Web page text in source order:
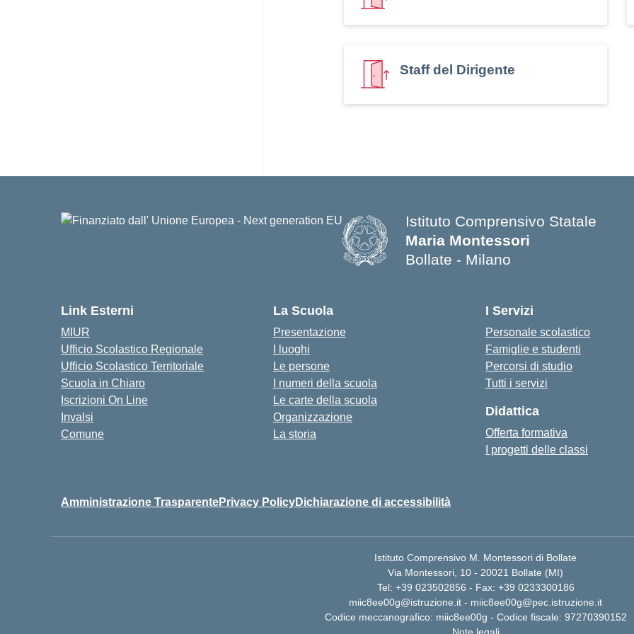
Staff del Dirigente
Istituto Comprensivo Statale
Maria Montessori
Bollate - Milano
Link Esterni
MIUR
Ufficio Scolastico Regionale
Ufficio Scolastico Territoriale
Scuola in Chiaro
Iscrizioni On Line
Invalsi
Comune
La Scuola
Presentazione
I luoghi
Le persone
I numeri della scuola
Le carte della scuola
Organizzazione
La storia
I Servizi
Personale scolastico
Famiglie e studenti
Percorsi di studio
Tutti i servizi
Didattica
Offerta formativa
I progetti delle classi
Amministrazione TrasparentePrivacy PolicyDichiarazione di accessibilità
Istituto Comprensivo M. Montessori di Bollate
Via Montessori, 10 - 20021 Bollate (MI)
Tel: +39 023502856 - Fax: +39 0233300186
miic8ee00g@istruzione.it - miic8ee00g@pec.istruzione.it
Codice meccanografico: miic8ee00g - Codice fiscale: 97270390152